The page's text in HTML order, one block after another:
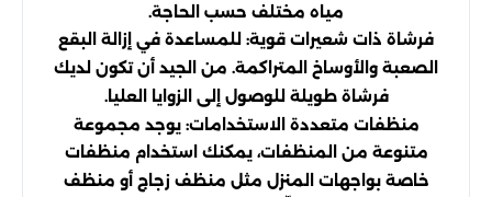
مياه مختلف حسب الحاجة.
فرشاة ذات شعيرات قوية: للمساعدة في إزالة البقع
الصعبة والأوساخ المتراكمة. من الجيد أن تكون لديك
فرشاة طويلة للوصول إلى الزوايا العليا.
منظفات متعددة الاستخدامات: يوجد مجموعة
متنوعة من المنظفات، يمكنك استخدام منظفات
خاصة بواجهات المنزل مثل منظف زجاج أو منظف